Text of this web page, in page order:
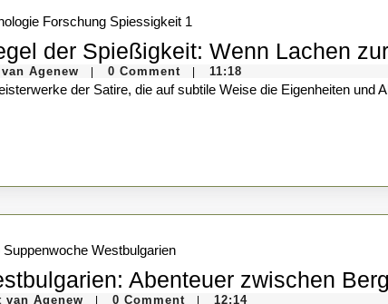
der Spießigkeit: Wenn Lachen
Agenew Erik
Esot
van
0 Comment 11:18
Abenteuer zwischen
van Agenew Erik
0 Comment 12:14